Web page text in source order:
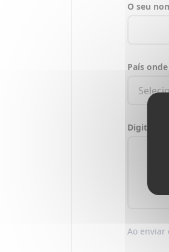
O seu
País
Digite
Ao enviar